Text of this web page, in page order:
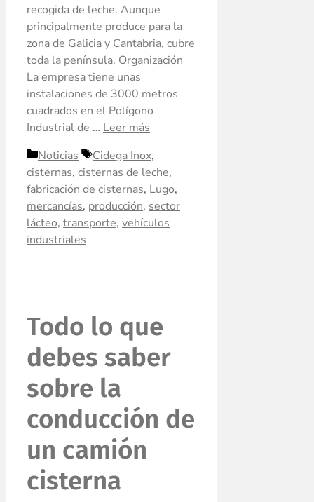
recogida de leche. Aunque
principalmente produce para la
zona de Galicia y Cantabria, cubre
toda la península. Organización
La empresa tiene unas
instalaciones de 3000 metros
cuadrados en el Polígono
Industrial de … Leer más
Noticias
Cidega Inox,
cisternas, cisternas de leche,
fabricación de cisternas, Lugo,
mercancías, producción, sector
lácteo, transporte, vehículos
industriales
Todo lo que
debes saber
sobre la
conducción de
un camión
cisterna